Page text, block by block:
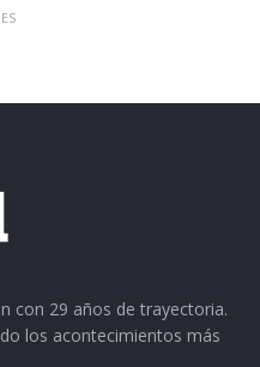
con 29 años de trayectoria.
los acontecimientos más